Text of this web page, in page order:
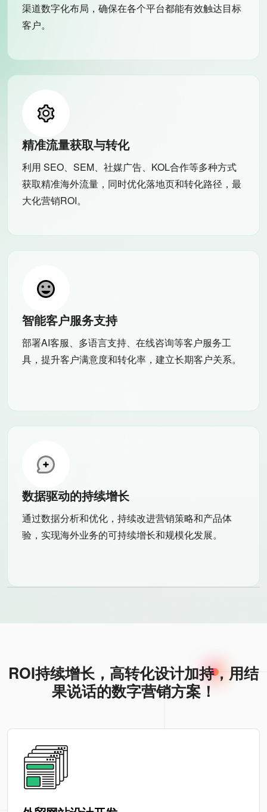
渠道数字化布局，确保在各个平台都能有效触达目标
客户。
精准流量获取与转化
利用 SEO、SEM、社媒广告、KOL合作等多种方式
获取精准海外流量，同时优化落地页和转化路径，最
大化营销ROI。
智能客户服务支持
部署AI客服、多语言支持、在线咨询等客户服务工
具，提升客户满意度和转化率，建立长期客户关系。
数据驱动的持续增长
通过数据分析和优化，持续改进营销策略和产品体
验，实现海外业务的可持续增长和规模化发展。
ROI持续增长，高转化设计加持，用结
果说话的数字营销方案！